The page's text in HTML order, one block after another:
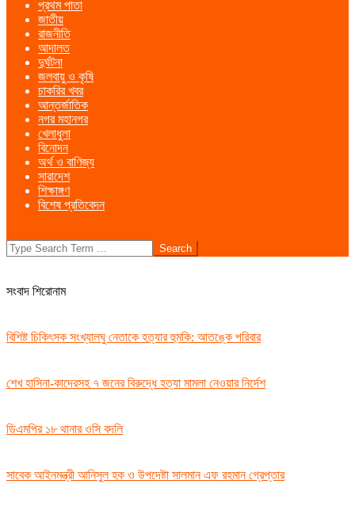
Menu
প্রথম পাতা
জাতীয়
রাজনীতি
আদালত
দুর্ঘটনা
জলবায়ু ও কৃষি
চাকরির খবর
আন্তর্জাতিক
নগর মহানগর
খেলাধুলা
বিনোদন
অর্থ ও বাণিজ্য
সারাদেশ
শিক্ষাঙ্গণ
বিশেষ প্রতিবেদন
Search
সংবাদ শিরোনাম
বিশিষ্ট চিকিৎসক সংখ্যালঘু নেতাকে হত্যার হুমকি: আতঙ্কে পরিবার
শেখ হাসিনা-কাদেরসহ ৭ জনের বিরুদ্ধে হত্যা মামলা নেওয়ার নির্দেশ
ডিএমপির ১৮ থানার ওসি বদলি
সাবেক আইনমন্ত্রী আনিসুল হক ও উপদেষ্টা সালমান এফ রহমান গ্রেপ্তার